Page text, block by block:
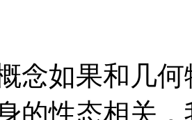
念如果和几
的性态相关